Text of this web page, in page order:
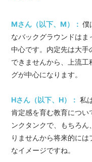
Mさん（以下、M）：僕
なバックグラウンドは
中心です。内定先は大
できませんから、上流
グが中心になります。
Hさん（以下、H）： 私
肯定感を育む教育につ
ンクタンクで、もちろ
りませんから将来的に
なイメージですね。